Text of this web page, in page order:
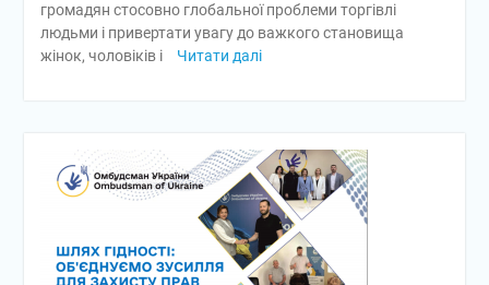
громадян стосовно глобальної проблеми торгівлі
людьми і привертати увагу до важкого становища
жінок, чоловіків і
Читати далі